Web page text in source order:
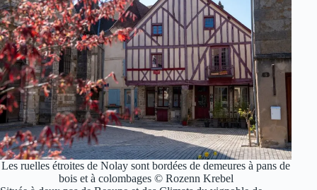
Les ruelles étroites de Nolay sont bordées de demeures à pans de
bois et à colombages © Rozenn Krebel